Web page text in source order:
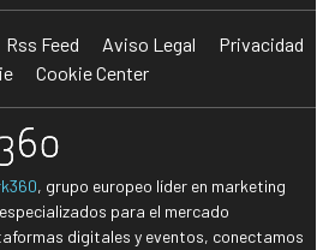
Rss Feed Aviso Legal
Privacidad
Cookie Center
, grupo europeo líder en marketing
para el mercado
digitales y eventos, conectamos